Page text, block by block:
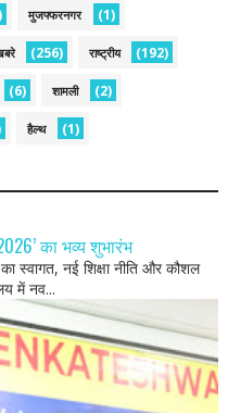
मुजफ्फरनगर (1)
(256) राष्ट्रीय (192)
(6) शामली (2)
हैल्थ (1)
का भव्य शुभारंभ
स्वागत, नई शिक्षा नीति और कौशल
में नव...